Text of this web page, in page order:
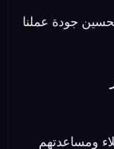
جودة عملنا
ومساعدتهم